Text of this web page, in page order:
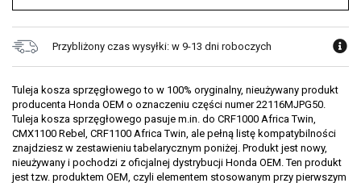
Przybliżony czas wysyłki: w 9-13 dni roboczych
Tuleja kosza sprzęgłowego to w 100% oryginalny, nieużywany produkt
producenta Honda OEM o oznaczeniu części numer 22116MJPG50.
Tuleja kosza sprzęgłowego pasuje m.in. do CRF1000 Africa Twin,
CMX1100 Rebel, CRF1100 Africa Twin, ale pełną listę kompatybilności
znajdziesz w zestawieniu tabelarycznym poniżej. Produkt jest nowy,
nieużywany i pochodzi z oficjalnej dystrybucji Honda OEM. Ten produkt
jest tzw. produktem OEM, czyli elementem stosowanym przy pierwszym